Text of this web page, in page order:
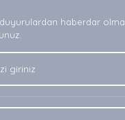
eksik bilgiler bulunuyor.
hatalar bulunuyor.
sitelerden daha pahalı.
farklı alternatifler olmalı.
haberdar